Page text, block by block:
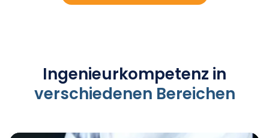
Ingenieurkompetenz in
verschiedenen Bereichen